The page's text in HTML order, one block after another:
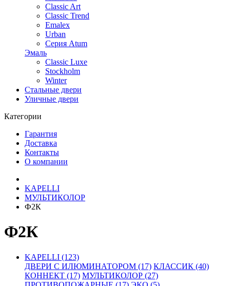
Classic Art
Classic Trend
Emalex
Urban
Серия Atum
Эмаль
Classic Luxe
Stockholm
Winter
Стальные двери
Уличные двери
Категории
Гарантия
Доставка
Контакты
О компании
KAPELLI
МУЛЬТИКОЛОР
Ф2К
Ф2К
KAPELLI (123)
ДВЕРИ С ИЛЮМИНАТОРОМ (17) КЛАССИК (40)
КОННЕКТ (17) МУЛЬТИКОЛОР (27)